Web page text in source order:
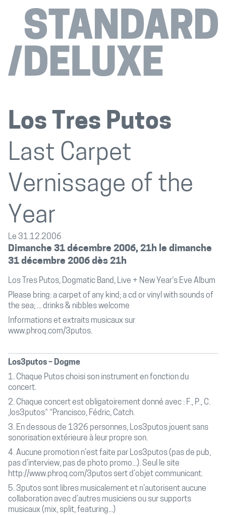
Los Tres Putos
Last Carpet
Vernissage of the
Year
Le 31.12.2006
Dimanche 31 décembre 2006, 21h le dimanche
31 décembre 2006 dès 21h
Los Tres Putos, Dogmatic Band, Live + New Year's Eve Album
Please bring: a carpet of any kind; a cd or vinyl with sounds of
the sea; ... drinks & nibbles welcome
Informations et extraits musicaux sur
www.phroq.com/3putos.
Los3putos – Dogme
1. Chaque Putos choisi son instrument en fonction du
concert.
2. Chaque concert est obligatoirement donné avec : F., P., C.
,los3putos* *Prancisco, Fédric, Catch.
3. En dessous de 1326 personnes, Los3putos jouent sans
sonorisation extérieure à leur propre son.
4. Aucune promotion n’est faite par Los3putos (pas de pub,
pas d’interview, pas de photo promo...). Seul le site
http://www.phroq.com/3putos sert d’objet communicant.
5. 3putos sont libres musicalement et n’autorisent aucune
collaboration avec d’autres musiciens ou sur supports
musicaux (mix, split, featuring...)